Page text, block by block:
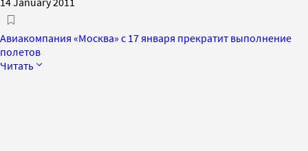
Авиакомпания «Москва» с 17 января прекратит выполнение
полетов
Читать